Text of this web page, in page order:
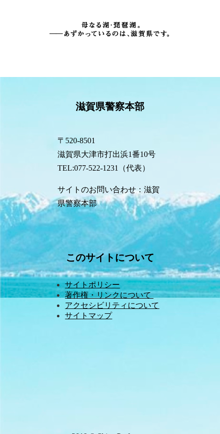
滋賀県警察本部
〒520-8501
滋賀県大津市打出浜1番10号
TEL:077-522-1231（代表）
サイトのお問い合わせ：滋賀
県警察本部
このサイトについて
サイトポリシー
著作権・リンクについて
アクセシビリティについて
サイトマップ